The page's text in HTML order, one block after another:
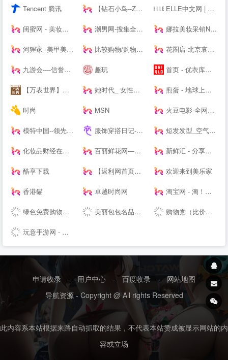
Tencent 腾讯 【钻石小鸟--Zbird】-网购珠宝专业品牌 ELLE中文网 | 全新高端女性-- | ELLE 世界时装之苑杂志--
闺蜜网 - 美妆互动媒体 消费参考决策入口 潮男网-搜集全球潮牌及球鞋潮流情报「潮牌球鞋综合站」 娜拉美妆采销NALA - 为全球美妆商家提供采销服务的平台
河狸家--美甲美容美发美妆，上门服务 比较购物/购物搜索/购物返现/-顶九比价购物搜索引擎 花圈店-北京哀思无限花圈店专业提供|花圈|殡葬花圈|殡仪花圈|葬礼花圈|丧礼花圈|祭奠花圈|吊唁花圈|丧事花圈|白事花圈|哀思花圈|公祭花圈|花篮|殡葬花篮|葬礼花篮|吊唁花篮|悼念花篮|丧事花篮|祭奠花束|吊唁花束|遗像托花|灵堂布置业务及在线订购花圈速递全国业务的服务商。
九游会----信誉保证 趣玩 首页 - 优衣库网络--
【万表世界】全球名表资讯互动平台！全球名表品牌文化、资讯、活动，手表知识、手表导购、手表鉴赏 她时代_ 女性时尚生活网站|Smartshe-全球时尚分享平台 煎蛋 - 地球上没有新鲜事
时尚 MSN 火豆电影-全网高清聚合影视-免费--
模特中国--领先的模特资讯及模特培训---- 服饰穿搭日记-记录服饰美食精彩_潮流服装搭配技巧_穿衣搭配经验_服饰搭配穿衣打扮指南 短发发型_空气刘海_流行发型设计网_美发街
化妆品财经在线-用记录凝视产业 百丽鲜花网—鲜花速递领先品牌,网上花店提供网上订花、送花服务 新鲜汇 - 分享你的消费新主张
酷享下载 【返利网首页】返利折扣网_返利折扣网站-57折返利网 欢迎来到美乐家
香港貓 卓越时尚网 淘宝网 - 淘！我喜欢
绿色免费购物软件下载_折扣应用下载_安卓返利app下载 - 番茄购物网 美丽包包名品网-2017新款香奈儿包包|gucci包|lv包|dior包包 购物党（比价器）_精选每日值得入手促销活动及优惠券_正品比价网_历史价格查询_比价软件_购物党
玩意手游网 - 专心做手游评测的下载站！
申请收录 - 用户中心 - 百度收录 -
网站地图
导航资源 - Copyright @ All rights Reserved
此内容系本站根据来路自动抓取的结果，不代表本站赞成被显示网站的内
容或立场